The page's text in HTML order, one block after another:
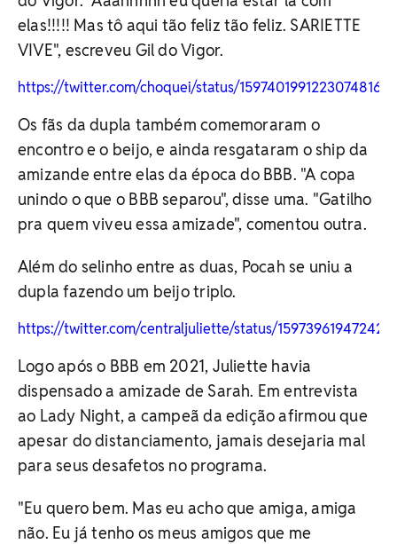
elas!!!!! Mas tô aqui tão feliz tão feliz. SARIETTE
VIVE", escreveu Gil do Vigor.
https://twitter.com/choquei/status/1597401991223074816
Os fãs da dupla também comemoraram o
encontro e o beijo, e ainda resgataram o ship da
amizande entre elas da época do BBB. "A copa
unindo o que o BBB separou", disse uma. "Gatilho
pra quem viveu essa amizade", comentou outra.
Além do selinho entre as duas, Pocah se uniu a
dupla fazendo um beijo triplo.
https://twitter.com/centraljuliette/status/
Logo após o BBB em 2021, Juliette havia
dispensado a amizade de Sarah. Em entrevista
ao Lady Night, a campeã da edição afirmou que
apesar do distanciamento, jamais desejaria mal
para seus desafetos no programa.
"Eu quero bem. Mas eu acho que amiga, amiga
não. Eu já tenho os meus amigos que me